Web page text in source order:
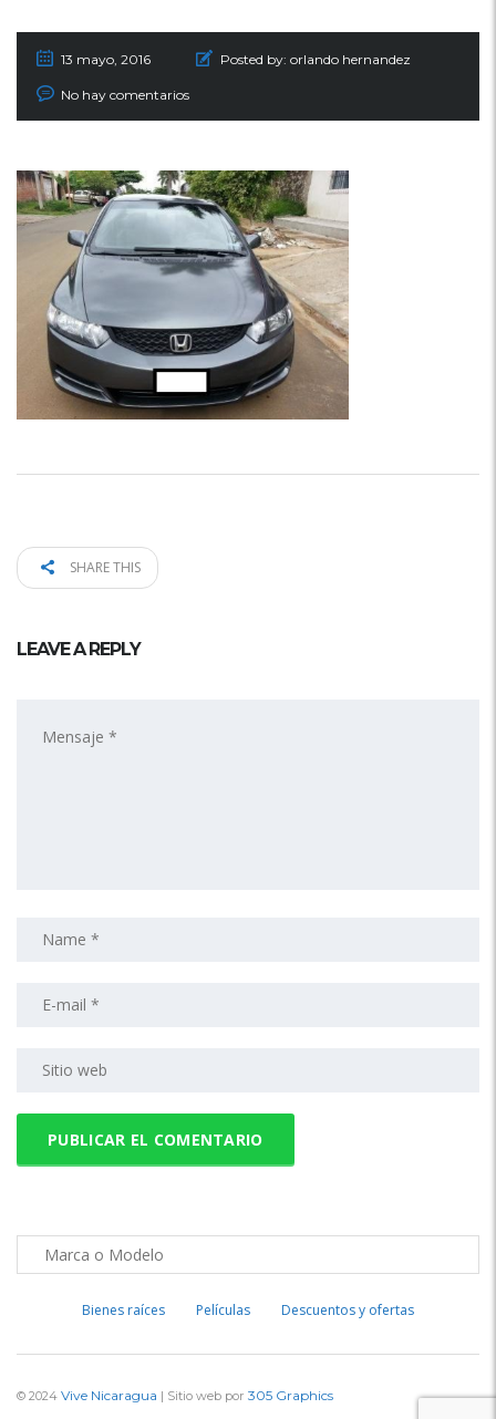
13 mayo, 2016 Posted by: orlando hernandez
No hay comentarios
SHARE THIS
LEAVE A REPLY
Bienes raíces Películas Descuentos y ofertas
© 2024 Vive Nicaragua | Sitio web por 305 Graphics